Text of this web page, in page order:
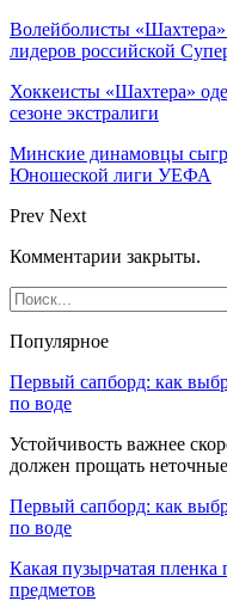
Волейболисты
лидеров российской
Хоккеисты «Шахтера»
сезоне экстралиги
Минские динамовцы
Юношеской лиги УЕФА
Prev Next
Комментарии закрыты.
Популярное
Первый сапборд: как
по воде
Устойчивость важнее
должен прощать
Первый сапборд: как
по воде
Какая пузырчатая
предметов